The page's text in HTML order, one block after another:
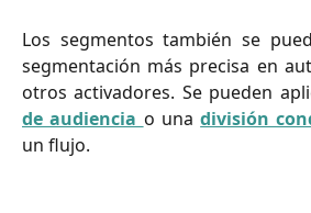
Los segmentos también se
segmentación más precisa en
otros activadores. Se pueden
de audiencia o unadivisión
un flujo.